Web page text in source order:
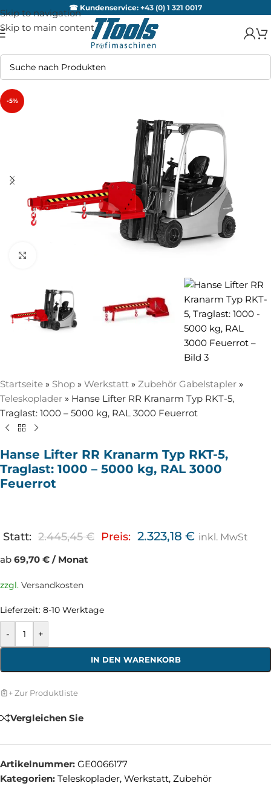
Skip to navigation
Skip to main content
☎ Kundenservice: +43 (0) 1 321 0017
-5%
Startseite » Shop » Werkstatt » Zubehör Gabelstapler »
Teleskoplader » Hanse Lifter RR Kranarm Typ RKT-5,
Traglast: 1000 – 5000 kg, RAL 3000 Feuerrot
Hanse Lifter RR Kranarm Typ RKT-5,
Traglast: 1000 – 5000 kg, RAL 3000
Feuerrot
Statt: 2.445,45€ Preis: 2.323,18 € inkl. MwSt
ab 69,70 € / Monat
zzgl. Versandkosten
Lieferzeit: 8-10 Werktage
- +
IN DEN WARENKORB
+ Zur Produktliste
Vergleichen Sie
Artikelnummer: GE0066177
Kategorien: Teleskoplader, Werkstatt, Zubehör